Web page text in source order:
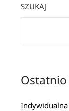
SZUKAJ